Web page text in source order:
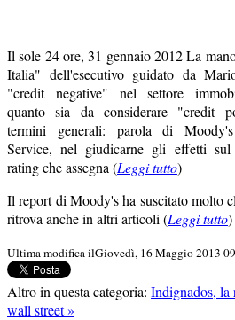
Il sole 24 ore, 31 gennaio 2012 La
Italia" dell'esecutivo guidato da
"credit negative" nel settore
quanto sia da considerare "credit
termini generali: parola di
Service, nel giudicarne gli effetti
rating che assegna (Leggi tutto)
Il report di Moody's ha suscitato molto
ritrova anche in altri articoli (Leggi tutto)
Ultima modifica ilGiovedì, 16 Maggio 2013
Altro in questa categoria: Indignados, la
wall street »